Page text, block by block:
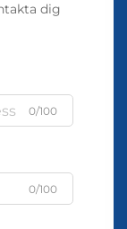
dig
0/100
0/100